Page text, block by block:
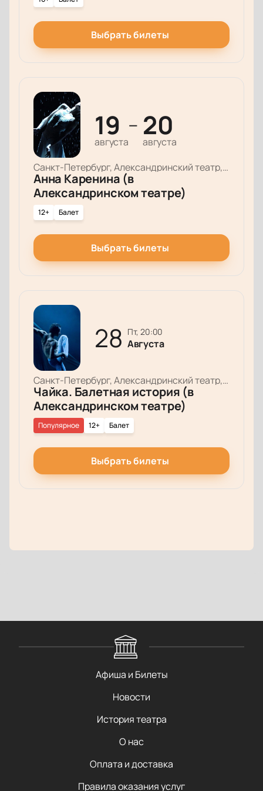
Выбрать билеты
19
августа
— 20
августа
Санкт-Петербург, Александринский театр, Основная сцена
Анна Каренина (в
Александринском театре)
12+ Балет
Выбрать билеты
28 пт, 20:00
Августа
Санкт-Петербург, Александринский театр, Основная сцена
Чайка. Балетная история (в
Александринском театре)
12+ Балет
Популярное
Выбрать билеты
Афиша и Билеты
Новости
История театра
О нас
Оплата и доставка
Правила оказания услуг